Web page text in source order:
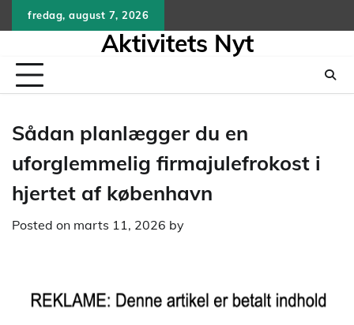
to
fredag, august 7, 2026
Aktivitets Nyt
Sådan planlægger du en
uforglemmelig firmajulefrokost i
hjertet af københavn
Posted on marts 11, 2026 by